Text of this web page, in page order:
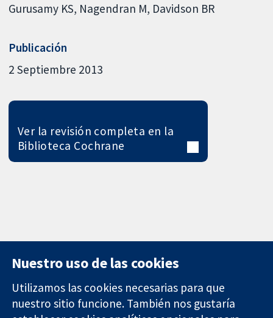
Gurusamy KS Nagendran M Davidson BR
Publicación
2 Septiembre 2013
Ver la revisión completa en la
Biblioteca Cochrane
11-13 Cavendish
Contacto
Nuestro uso de las cookies
Utilizamos las cookies necesarias para que
nuestro sitio funcione. También nos gustaría